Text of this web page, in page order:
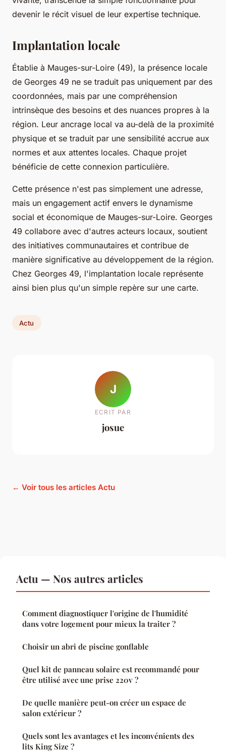
devenir le récit visuel de leur expertise technique.
Implantation locale
Établie à Mauges-sur-Loire (49), la présence locale
de Georges 49 ne se traduit pas uniquement par des
coordonnées, mais par une compréhension
intrinsèque des besoins et des nuances propres à la
région. Leur ancrage local va au-delà de la proximité
physique et se traduit par une sensibilité accrue aux
normes et aux attentes locales. Chaque projet
bénéficie de cette connexion particulière.
Cette présence n'est pas simplement une adresse,
mais un engagement actif envers le dynamisme
social et économique de Mauges-sur-Loire. Georges
49 collabore avec d'autres acteurs locaux, soutient
des initiatives communautaires et contribue de
manière significative au développement de la région.
Chez Georges 49, l'implantation locale représente
ainsi bien plus qu'un simple repère sur une carte.
Actu
J
ECRIT PAR
josue
← Voir tous les articles Actu
Actu — Nos autres articles
Comment diagnostiquer l'origine de l'humidité
dans votre logement pour mieux la traiter ?
Choisir un abri de piscine gonflable
Quel kit de panneau solaire est recommandé pour
être utilisé avec une prise 220v ?
De quelle manière peut-on créer un espace de
salon extérieur ?
Quels sont les avantages et les inconvénients des
lits King Size ?